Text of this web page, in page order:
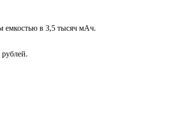
емкостью в 3,5 тысяч мАч.